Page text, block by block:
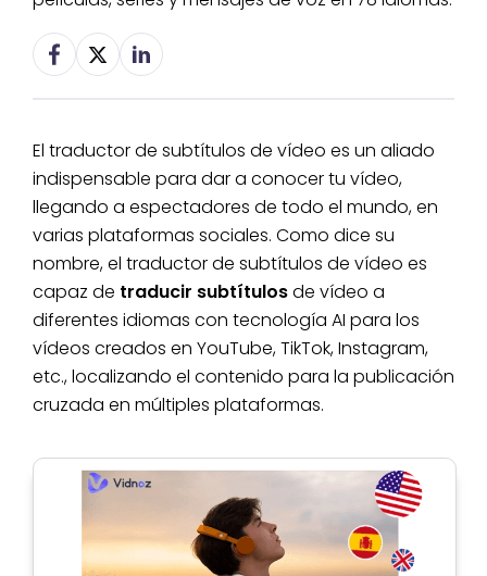
El traductor de subtítulos de vídeo es un aliado
indispensable para dar a conocer tu vídeo,
llegando a espectadores de todo el mundo, en
varias plataformas sociales. Como dice su
nombre, el traductor de subtítulos de vídeo es
capaz de traducir subtítulosde vídeo a
diferentes idiomas con tecnología AI para los
vídeos creados en YouTube, TikTok, Instagram,
etc., localizando el contenido para la publicación
cruzada en múltiples plataformas.